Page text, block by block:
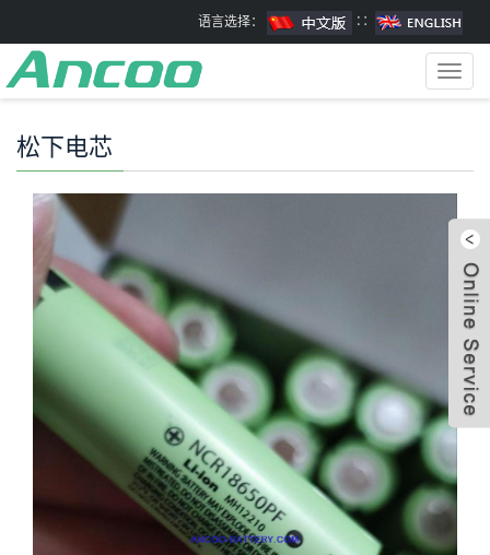
语言选择： ∷
松下电芯